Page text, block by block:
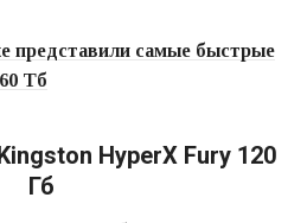
представили самые быстрые
Тб
HyperX Fury 120
Гб